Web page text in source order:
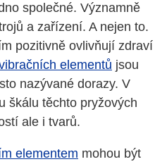
společné. Významně
a zařízení. A nejen to.
pozitivně ovlivňují zdraví
elementů jsou
nazývané dorazy. V
škálu těchto pryžových
ale i tvarů.
elementem mohou být